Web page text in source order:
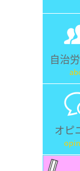
自治
オピ